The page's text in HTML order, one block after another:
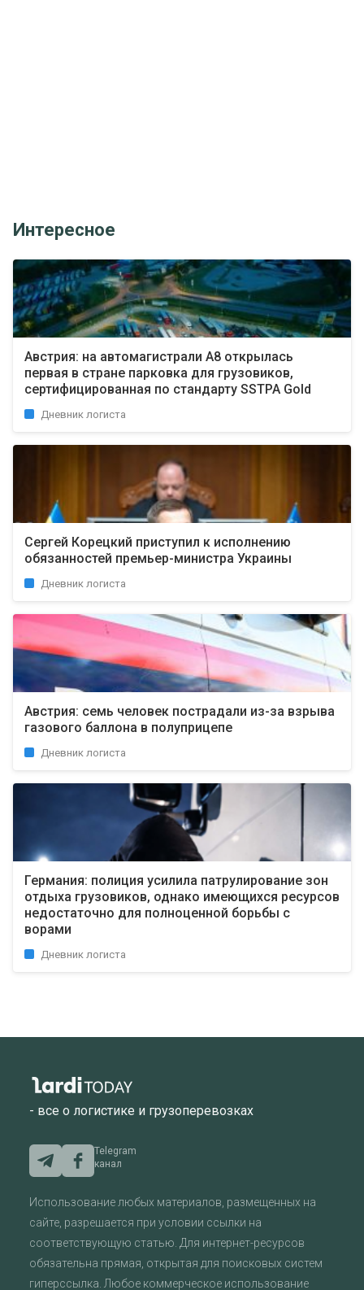
Интересное
Австрия: на автомагистрали A8 открылась
первая в стране парковка для грузовиков,
сертифицированная по стандарту SSTPA Gold
Дневник логиста
Сергей Корецкий приступил к исполнению
обязанностей премьер-министра Украины
Дневник логиста
Австрия: семь человек пострадали из-за взрыва
газового баллона в полуприцепе
Дневник логиста
Германия: полиция усилила патрулирование зон
отдыха грузовиков, однако имеющихся ресурсов
недостаточно для полноценной борьбы с
ворами
Дневник логиста
- все о логистике и грузоперевозках
Telegram
канал
Использование любых материалов, размещенных на
сайте, разрешается при условии ссылки на
соответствующую статью. Для интернет-ресурсов
обязательна прямая, открытая для поисковых систем
гиперссылка. Любое коммерческое использование